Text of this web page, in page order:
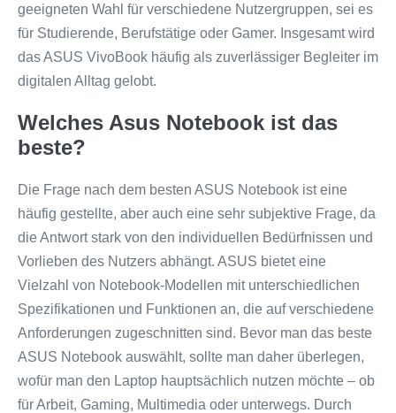
geeigneten Wahl für verschiedene Nutzergruppen, sei es
für Studierende, Berufstätige oder Gamer. Insgesamt wird
das ASUS VivoBook häufig als zuverlässiger Begleiter im
digitalen Alltag gelobt.
Welches Asus Notebook ist das
beste?
Die Frage nach dem besten ASUS Notebook ist eine
häufig gestellte, aber auch eine sehr subjektive Frage, da
die Antwort stark von den individuellen Bedürfnissen und
Vorlieben des Nutzers abhängt. ASUS bietet eine
Vielzahl von Notebook-Modellen mit unterschiedlichen
Spezifikationen und Funktionen an, die auf verschiedene
Anforderungen zugeschnitten sind. Bevor man das beste
ASUS Notebook auswählt, sollte man daher überlegen,
wofür man den Laptop hauptsächlich nutzen möchte – ob
für Arbeit, Gaming, Multimedia oder unterwegs. Durch